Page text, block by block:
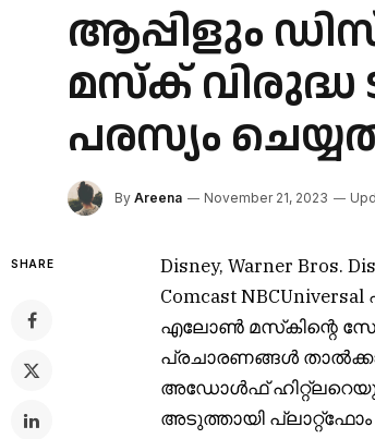
ആപ്പിളും
മസ്‌ക് വിരുദ്ധ
പരസ്യം
By Areena November 21, 2023
SHARE
Disney, Warner Bros.
Comcast
എലോൺ മസ്‌കിന്റെ
പ്രചാരണങ്ങൾ
അഡോൾഫ് ഹിറ്റ്‌ലറെയും
അടുത്തായി